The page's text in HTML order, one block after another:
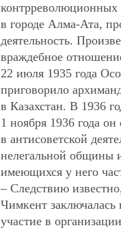
контрреволюционных
в городе Алма-Ата,
деятельность.
враждебное
22 июля 1935 года
приговорило
в Казахстан. В 1936
1 ноября 1936 года
в антисоветской
нелегальной общины
имеющихся у него
– Следствию
Чимкент
участие в